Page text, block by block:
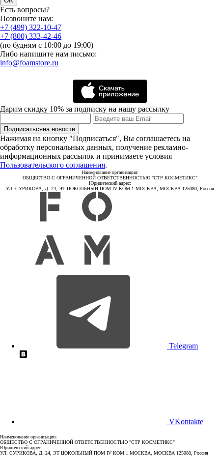
Есть вопросы?
Позвоните нам:
+7 (499) 322-10-47
+7 (800) 333-42-46
(по будням с 10:00 до 19:00)
Либо напишите нам письмо:
info@foamstore.ru
Дарим скидку 10% за подписку на нашу рассылку
Подписатьсяна новости
Нажимая на кнопку "Подписаться", Вы соглашаетесь на
обработку персональных данных, получение рекламно-
информационных рассылок и принимаете условия
Пользовательского соглашения.
Наименование организации:
ОБЩЕСТВО С ОГРАНИЧЕННОЙ ОТВЕТСТВЕННОСТЬЮ "СТР КОСМЕТИКС"
Юридический адрес:
УЛ. СУРИКОВА, Д. 24, ЭТ ЦОКОЛЬНЫЙ ПОМ IV КОМ 1 МОСКВА, МОСКВА 125080, Россия
Telegram
VKontakte
Наименование организации:
ОБЩЕСТВО С ОГРАНИЧЕННОЙ ОТВЕТСТВЕННОСТЬЮ "СТР КОСМЕТИКС"
Юридический адрес:
УЛ. СУРИКОВА, Д. 24, ЭТ ЦОКОЛЬНЫЙ ПОМ IV КОМ 1 МОСКВА, МОСКВА 125080, Россия